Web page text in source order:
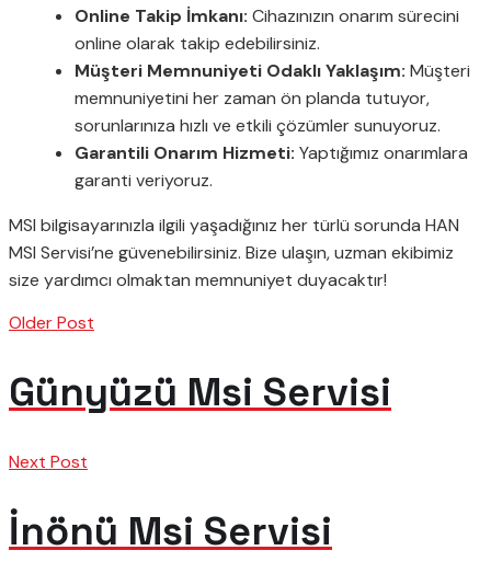
Online Takip İmkanı: Cihazınızın onarım sürecini
online olarak takip edebilirsiniz.
Müşteri Memnuniyeti Odaklı Yaklaşım: Müşteri
memnuniyetini her zaman ön planda tutuyor,
sorunlarınıza hızlı ve etkili çözümler sunuyoruz.
Garantili Onarım Hizmeti: Yaptığımız onarımlara
garanti veriyoruz.
MSI bilgisayarınızla ilgili yaşadığınız her türlü sorunda HAN
MSI Servisi’ne güvenebilirsiniz. Bize ulaşın, uzman ekibimiz
size yardımcı olmaktan memnuniyet duyacaktır!
Older Post
Günyüzü Msi Servisi
Next Post
İnönü Msi Servisi